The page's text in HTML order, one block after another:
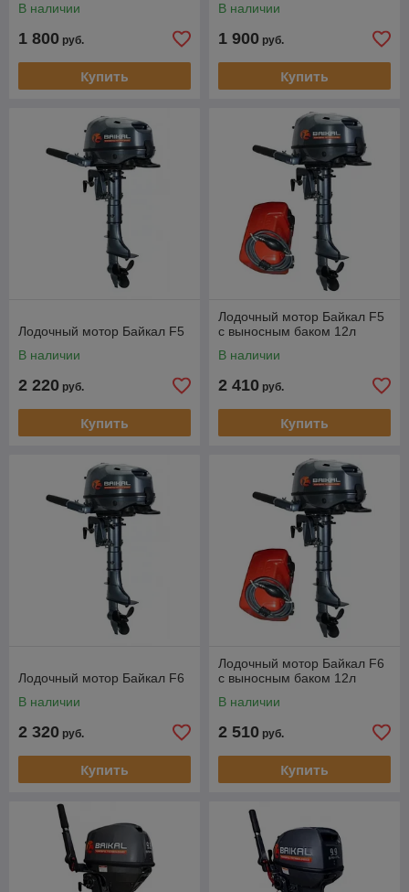
В наличии
1 800 руб.
Купить
В наличии
1 900 руб.
Купить
Лодочный мотор Байкал F5
В наличии
2 220 руб.
Купить
Лодочный мотор Байкал F5
с выносным баком 12л
В наличии
2 410 руб.
Купить
Лодочный мотор Байкал F6
В наличии
2 320 руб.
Купить
Лодочный мотор Байкал F6
с выносным баком 12л
В наличии
2 510 руб.
Купить